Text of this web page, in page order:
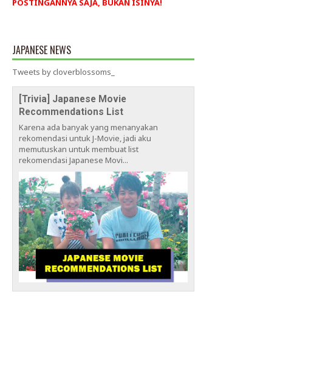
POSTINGANNYA SAJA, BUKAN ISINYA!
JAPANESE NEWS
Tweets by cloverblossoms_
[Trivia] Japanese Movie
Recommendations List
Karena ada banyak yang menanyakan
rekomendasi untuk J-Movie, jadi aku
memutuskan untuk membuat list
rekomendasi Japanese Movi...